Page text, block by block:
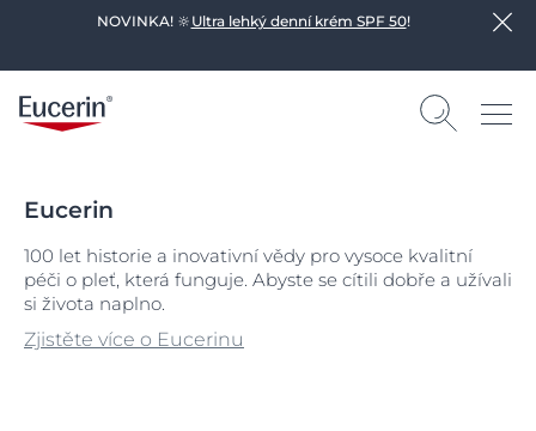
NOVINKA! 🔆 Ultra lehký denní krém SPF 50!
Eucerin
100 let historie a inovativní vědy pro vysoce kvalitní
péči o pleť, která funguje. Abyste se cítili dobře a užívali
si života naplno.
Zjistěte více o Eucerinu